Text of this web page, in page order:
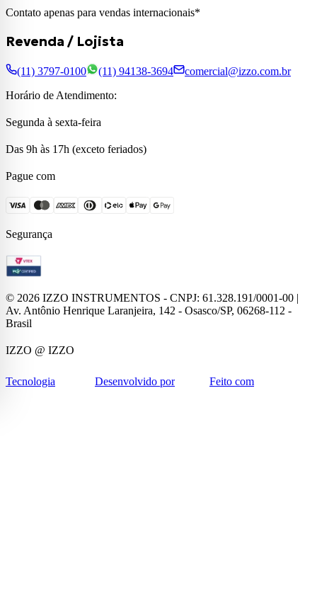
Contato apenas para vendas internacionais*
Revenda / Lojista
(11) 3797-0100 (11) 94138-3694
comercial@izzo.com.br
Horário de Atendimento:
Segunda à sexta-feira
Das 9h às 17h (exceto feriados)
Pague com
Segurança
© 2026 IZZO INSTRUMENTOS - CNPJ: 61.328.191/0001-00 |
Av. Antônio Henrique Laranjeira, 142 - Osasco/SP, 06268-112 -
Brasil
IZZO @ IZZO
Tecnologia Desenvolvido por Feito com